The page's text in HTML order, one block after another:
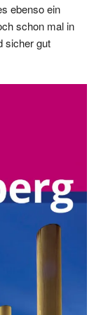
ebenso ein
schon mal in
sicher gut